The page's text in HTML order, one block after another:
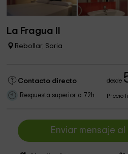
La Fragua II
Rebollar, Soria
Contacto directo desde
Respuesta superior a 72h Precio
Enviar mensaje